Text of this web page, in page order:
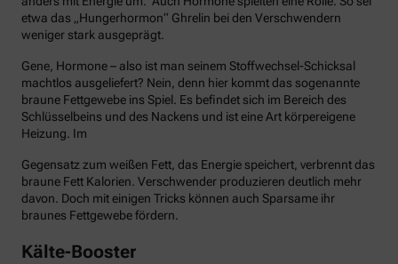
etwa das „Hungerhormon“ Ghrelin bei den Verschwendern
weniger stark ausgeprägt.
Gene, Hormone – also ist man seinem Stoffwechsel-Schicksal
machtlos ausgeliefert? Nein, denn hier kommt das sogenannte
braune Fettgewebe ins Spiel. Es befindet sich im Bereich des
Schlüsselbeins und des Nackens und ist eine Art körpereigene
Heizung. Im
Gegensatz zum weißen Fett, das Energie speichert, verbrennt das
braune Fett Kalorien. Verschwender produzieren deutlich mehr
davon. Doch mit einigen Tricks können auch Sparsame ihr
braunes Fettgewebe fördern.
Kälte-Booster